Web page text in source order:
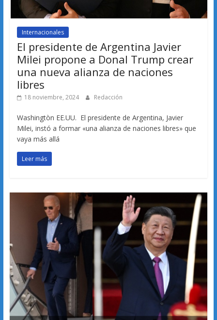
Internacionales
El presidente de Argentina Javier
Milei propone a Donal Trump crear
una nueva alianza de naciones
libres
18 noviembre, 2024 Redacción
Washingtòn EE.UU. El presidente de Argentina, Javier
Milei, instó a formar «una alianza de naciones libres» que
vaya más allá
Leer más